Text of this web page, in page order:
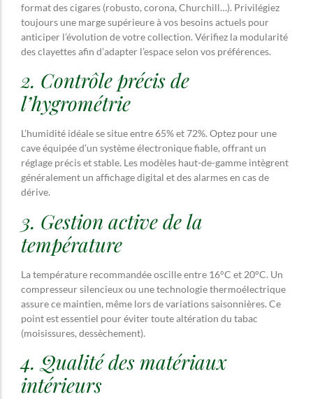
format des cigares (robusto, corona, Churchill…). Privilégiez
toujours une marge supérieure à vos besoins actuels pour
anticiper l’évolution de votre collection. Vérifiez la modularité
des clayettes afin d’adapter l’espace selon vos préférences.
2. Contrôle précis de
l’hygrométrie
L’humidité idéale se situe entre 65% et 72%. Optez pour une
cave équipée d’un système électronique fiable, offrant un
réglage précis et stable. Les modèles haut-de-gamme intègrent
généralement un affichage digital et des alarmes en cas de
dérive.
3. Gestion active de la
température
La température recommandée oscille entre 16°C et 20°C. Un
compresseur silencieux ou une technologie thermoélectrique
assure ce maintien, même lors de variations saisonnières. Ce
point est essentiel pour éviter toute altération du tabac
(moisissures, dessèchement).
4. Qualité des matériaux
intérieurs